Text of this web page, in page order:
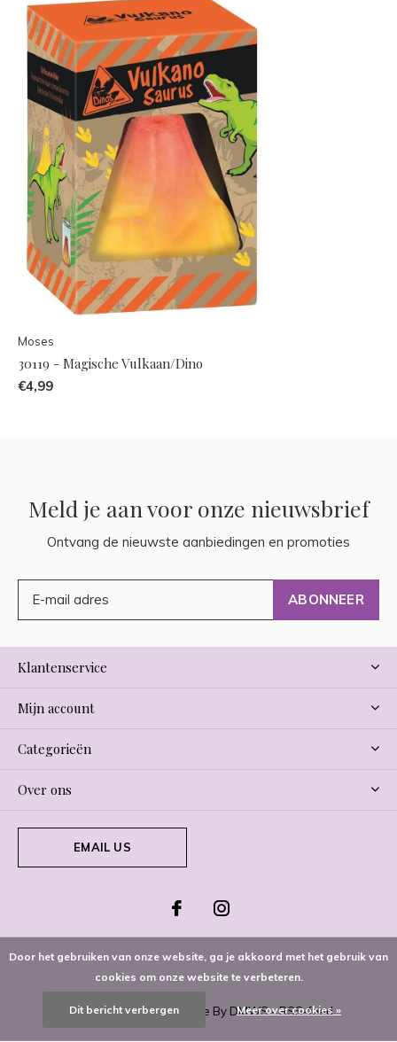
Moses
30119 - Magische Vulkaan/Dino
€4,99
Meld je aan voor onze nieuwsbrief
Ontvang de nieuwste aanbiedingen en promoties
ABONNEER
Klantenservice
Mijn account
Categorieën
Over ons
EMAIL US
© Copyright2026- Theme By DMWS-RSS-feed
Door het gebruiken van onze website, ga je akkoord met het gebruik van
cookies om onze website te verbeteren.
Dit bericht verbergen Meer over cookies »